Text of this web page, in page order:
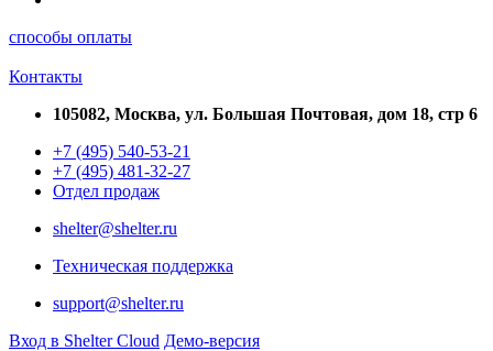
способы оплаты
Контакты
105082, Москва, ул. Большая Почтовая, дом 18, стр 6
+7 (495) 540-53-21
+7 (495) 481-32-27
Отдел продаж
shelter@shelter.ru
Техническая поддержка
support@shelter.ru
Вход в Shelter Cloud Демо-версия